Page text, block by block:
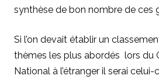
synthèse de bon nombre de ces
Si l’on devait établir un
thèmes les plus abordés lors du
National à l’étranger il serai celui-